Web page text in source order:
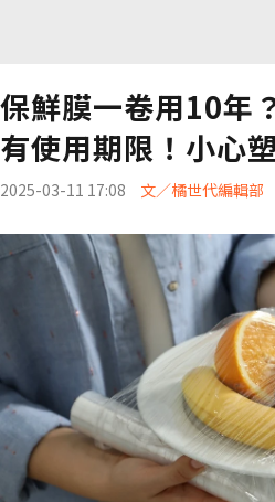
保鮮膜一卷用10年
有使用期限！小心
2025-03-11 17:08 文／橘世代編輯部